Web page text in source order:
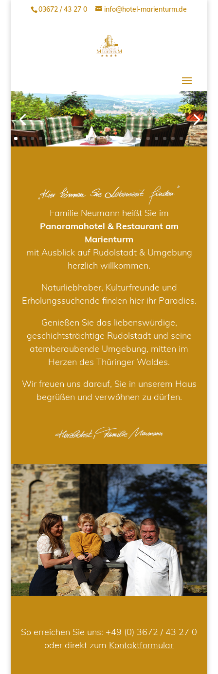
03672 / 43 27 0 info@hotel-marienturm.de
Familie Neumann heißt Sie im
Panoramahotel & Restaurant am
Marienturm
mit Ausblick auf Rudolstadt & Umgebung
herzlich willkommen.
Naturliebhaber, Kulturfreunde und
Erholungssuchende finden hier ihr Paradies.
Genießen Sie das liebenswürdige,
geschichtsträchtige Rudolstadt und seine
atemberaubende Umgebung, mitten im
Herzen des Thüringer Waldes.
Wir freuen uns darauf, Sie in unserem Haus
begrüßen und verwöhnen zu dürfen.
So erreichen Sie uns: +49 (0) 3672 / 43 27 0
oder direkt zum Kontaktformular